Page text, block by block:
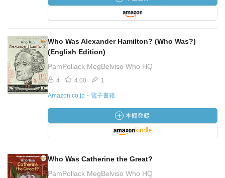
Who Was Alexander Hamilton? (Who Was?)
(English Edition)
PamPollack MegBelviso Who HQ
4 4.00 1
Amazon.co.jp・電子書籍
Who Was Catherine the Great?
PamPollack MegBelviso Who HQ